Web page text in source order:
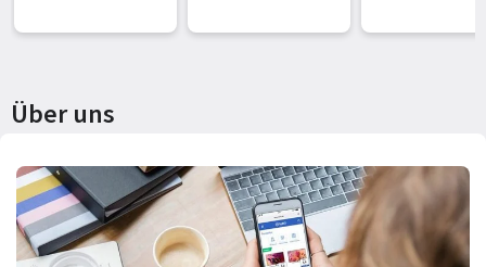
einfache Reini
Über uns